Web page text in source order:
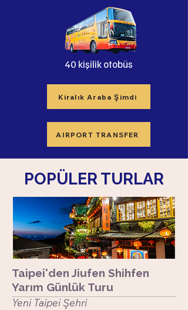
40 kişilik otobüs
Kiralık Araba Şimdi
AIRPORT TRANSFER
POPÜLER TURLAR
Taipei'den Jiufen Shihfen
Yarım Günlük Turu
Yeni Taipei Şehri